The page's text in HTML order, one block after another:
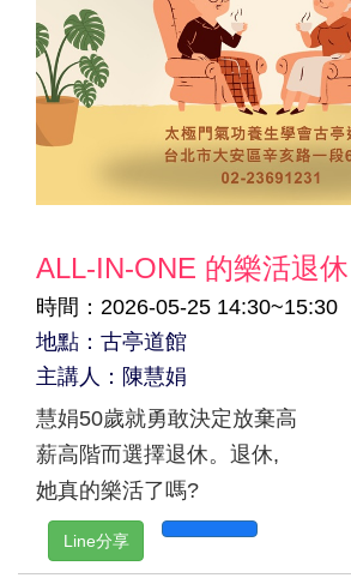
ALL-IN-ONE 的樂活退休
時間：2026-05-25 14:30~15:30
地點：古亭道館
主講人：陳慧娟
慧娟50歲就勇敢決定放棄高
薪高階而選擇退休。退休,
她真的樂活了嗎?
Line分享